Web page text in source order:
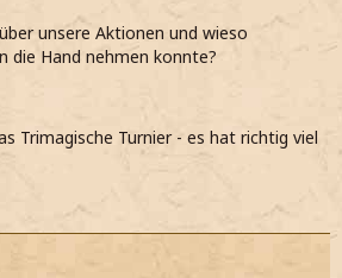
unsere Aktionen und wieso
die Hand nehmen konnte?
Trimagische Turnier - es hat richtig viel